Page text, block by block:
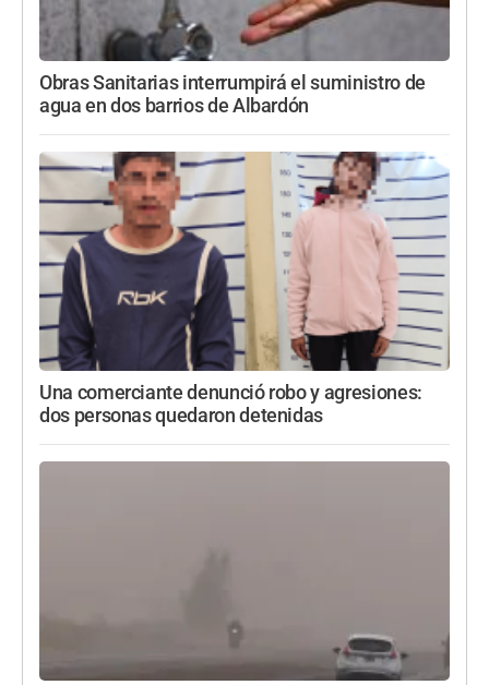
Obras Sanitarias interrumpirá el suministro de
agua en dos barrios de Albardón
Una comerciante denunció robo y agresiones:
dos personas quedaron detenidas